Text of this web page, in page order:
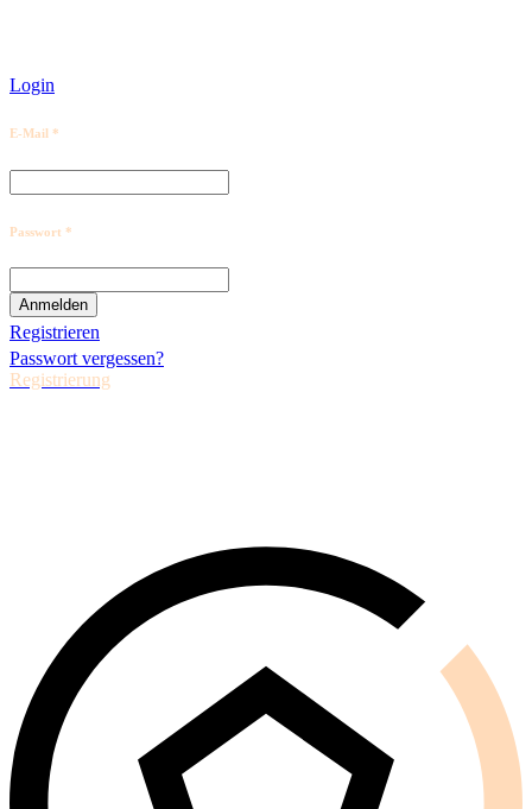
Login
E-Mail *
Passwort *
Registrieren
Passwort vergessen?
Registrierung